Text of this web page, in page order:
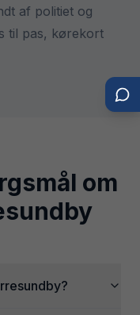
af politiet og
til pas, kørekort
om